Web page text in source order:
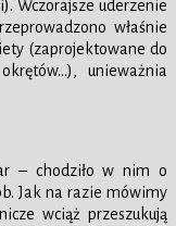
Wczorajsze uderzenie
właśnie
(zaprojektowane do
unieważnia
– chodziło w nim o
Jak na razie mówimy
wciąż przeszukują